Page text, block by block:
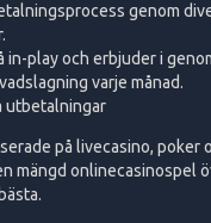
genom
in-play och erbjuder i
varje månad.
utbetalningar
på livecasino, poker
mängd onlinecasinospel